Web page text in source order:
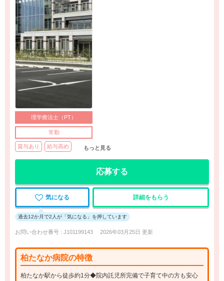
理学療法士（PT）
常勤
賞与あり 給与高め もっと見る
応募する
気になる 詳細をもらう
過去12か月で2人が「気になる」を押しています
お問い合わせ番号 : J101199143 2026年03月25日 更新
柏たなか病院の特徴
柏たなか駅から徒歩約1分◆院内託児所完備で子育て中の方も安心